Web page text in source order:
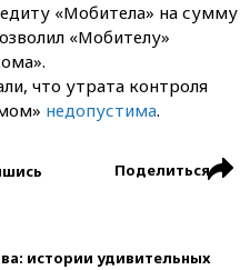
«Мобитела» на сумму
«Мобителу»
что утрата контроля
недопустима.
Поделиться
истории удивительных